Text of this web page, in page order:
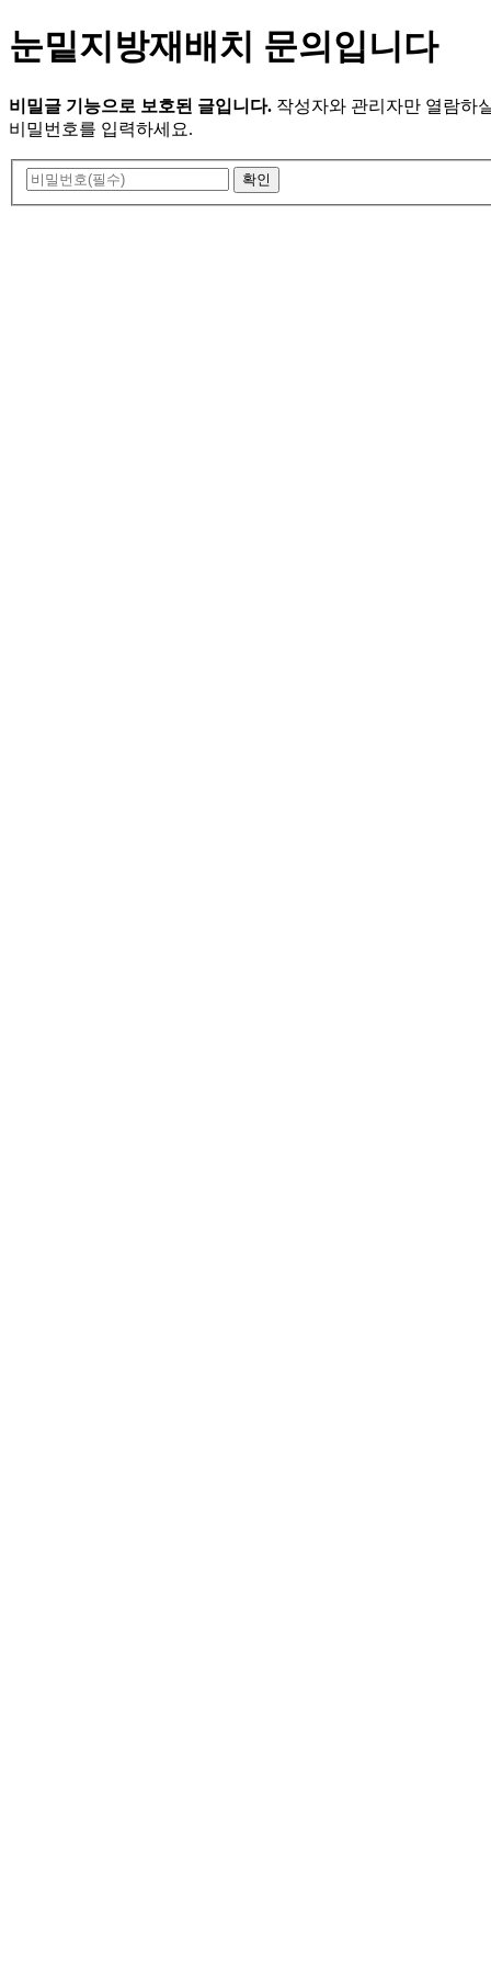
눈밑지방재배치 문의입니다
비밀글 기능으로 보호된 글입니다. 작성자와 관리자만 열람하
비밀번호를 입력하세요.